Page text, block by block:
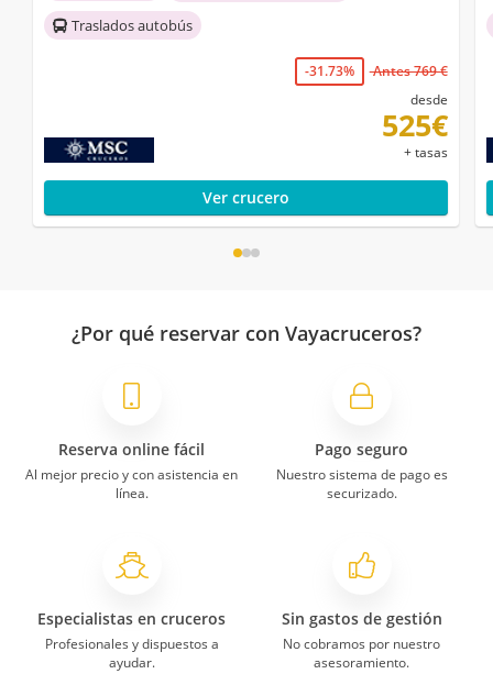
Traslados autobús
-31.73%
Antes 769 €
desde
525€
+ tasas
Ver crucero
¿Por qué reservar con Vayacruceros?
Reserva online fácil
Al mejor precio y con asistencia en
línea.
Pago seguro
Nuestro sistema de pago es
securizado.
Especialistas en cruceros
Profesionales y dispuestos a
ayudar.
Sin gastos de gestión
No cobramos por nuestro
asesoramiento.